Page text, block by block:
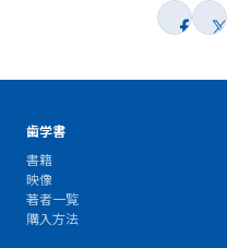
歯学書
書籍
映像
著者一覧
購入方法